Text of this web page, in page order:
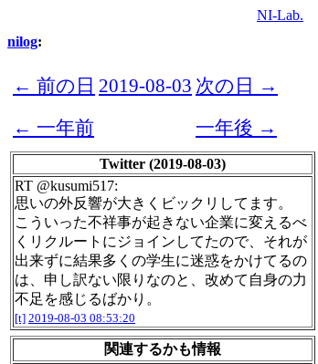
NI-Lab.
nilog:
← 前の日 2019-08-03 次の日 →
← 一年前
一年後 →
Twitter (2019-08-03)
RT @kusumi517:
思いの外反響が大きくビックリしてます。
こういった不祥事が起きない企業に変えるべ
くリクルートにジョインしてたので、それが
出来ずに結果多くの学生に迷惑をかけてるの
は、申し訳ない限りなのと、改めて自身の力
不足を感じるばかり。
[t] 2019-08-03 08:53:20
関連するかも情報